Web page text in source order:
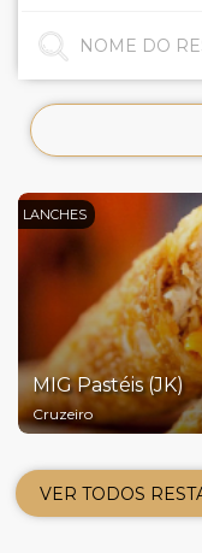
LANCHES
MIG Pastéis (JK)
Cruzeiro
VER TODOS